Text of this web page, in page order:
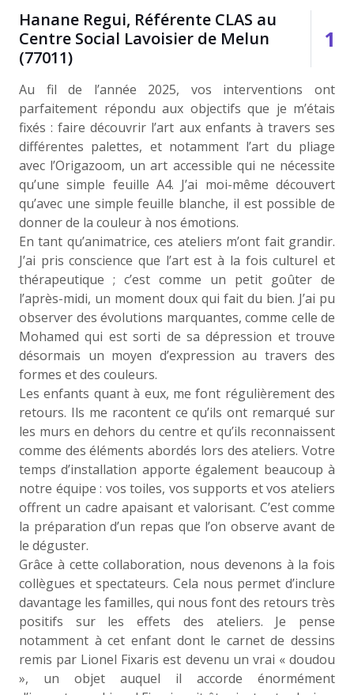
Hanane Regui, Référente CLAS au
Centre Social Lavoisier de Melun
(77011)
1
Au fil de l’année 2025, vos interventions ont
parfaitement répondu aux objectifs que je m’étais
fixés : faire découvrir l’art aux enfants à travers ses
différentes palettes, et notamment l’art du pliage
avec l’Origazoom, un art accessible qui ne nécessite
qu’une simple feuille A4. J’ai moi-même découvert
qu’avec une simple feuille blanche, il est possible de
donner de la couleur à nos émotions.
En tant qu’animatrice, ces ateliers m’ont fait grandir.
J’ai pris conscience que l’art est à la fois culturel et
thérapeutique ; c’est comme un petit goûter de
l’après-midi, un moment doux qui fait du bien. J’ai pu
observer des évolutions marquantes, comme celle de
Mohamed qui est sorti de sa dépression et trouve
désormais un moyen d’expression au travers des
formes et des couleurs.
Les enfants quant à eux, me font régulièrement des
retours. Ils me racontent ce qu’ils ont remarqué sur
les murs en dehors du centre et qu’ils reconnaissent
comme des éléments abordés lors des ateliers. Votre
temps d’installation apporte également beaucoup à
notre équipe : vos toiles, vos supports et vos ateliers
offrent un cadre apaisant et valorisant. C’est comme
la préparation d’un repas que l’on observe avant de
le déguster.
Grâce à cette collaboration, nous devenons à la fois
collègues et spectateurs. Cela nous permet d’inclure
davantage les familles, qui nous font des retours très
positifs sur les effets des ateliers. Je pense
notamment à cet enfant dont le carnet de dessins
remis par Lionel Fixaris est devenu un vrai « doudou
», un objet auquel il accorde énormément